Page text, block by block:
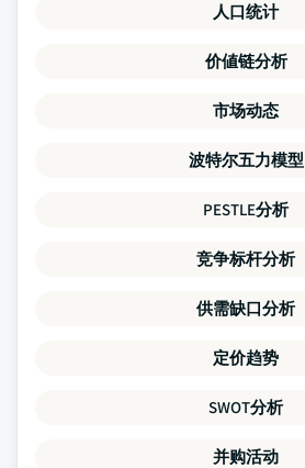
人口统计
价値链分析
市场动态
波特尔五力模型
PESTLE分析
竞争标杆分析
供需缺口分析
定价趋势
SWOT分析
并购活动